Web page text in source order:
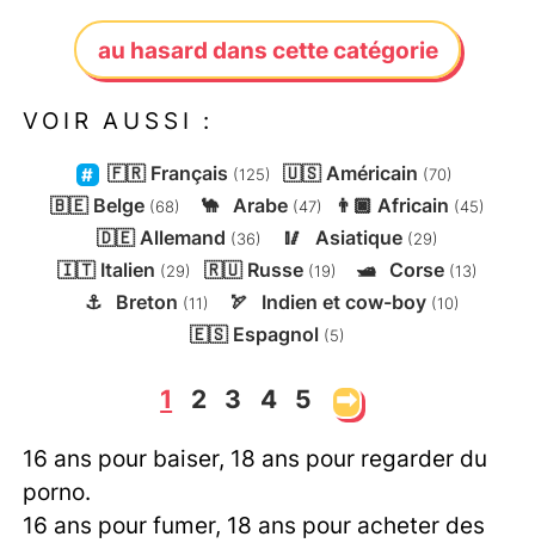
au hasard dans cette catégorie
VOIR AUSSI :
🇫🇷Français (125) 🇺🇸 Américain (70)
🇧🇪Belge (68) 🐪 Arabe (47) 👨🏿 Africain (45)
🇩🇪 Allemand (36) 🥢 Asiatique (29)
🇮🇹 Italien (29) 🇷🇺Russe (19) 🛥️ Corse (13)
⚓ Breton (11) 🏹 Indien et cow-boy (10)
🇪🇸 Espagnol (5)
1 2 3 4 5 ➡
16 ans pour baiser, 18 ans pour regarder du
porno.
16 ans pour fumer, 18 ans pour acheter des